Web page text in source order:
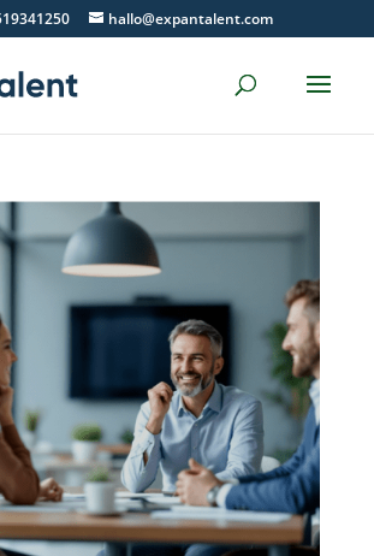
hallo@expantalent.com